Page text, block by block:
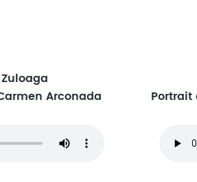
Arconada